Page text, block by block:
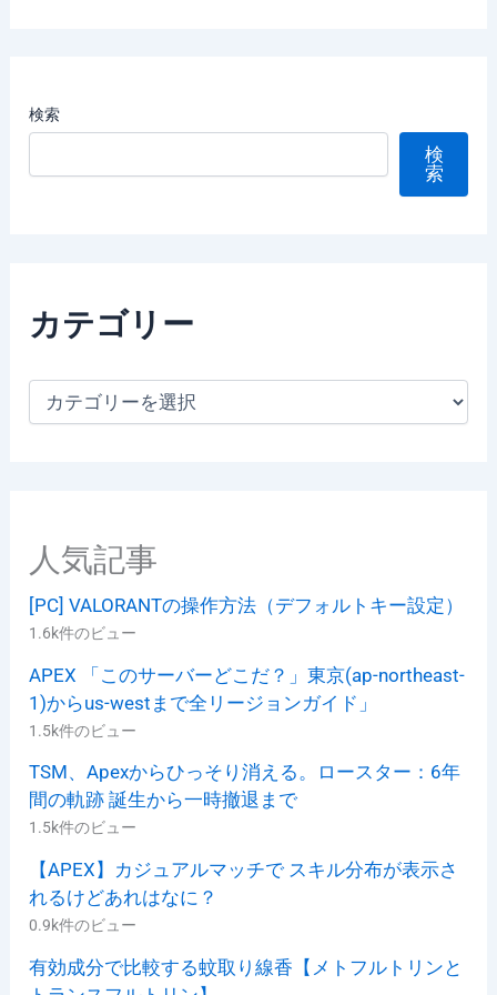
検索
検
索
カテゴリー
人気記事
[PC] VALORANTの操作方法（デフォルトキー設定）
1.6k件のビュー
APEX 「このサーバーどこだ？」東京(ap-northeast-
1)からus-westまで全リージョンガイド」
1.5k件のビュー
TSM、Apexからひっそり消える。ロースター：6年
間の軌跡 誕生から一時撤退まで
1.5k件のビュー
【APEX】カジュアルマッチで スキル分布が表示さ
れるけどあれはなに？
0.9k件のビュー
有効成分で比較する蚊取り線香【メトフルトリンと